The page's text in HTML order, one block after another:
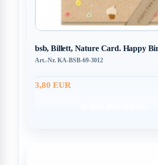
bsb, Billett, Nature Card. Happy
Art.-Nr. KA-BSB-69-3012
3,80 EUR